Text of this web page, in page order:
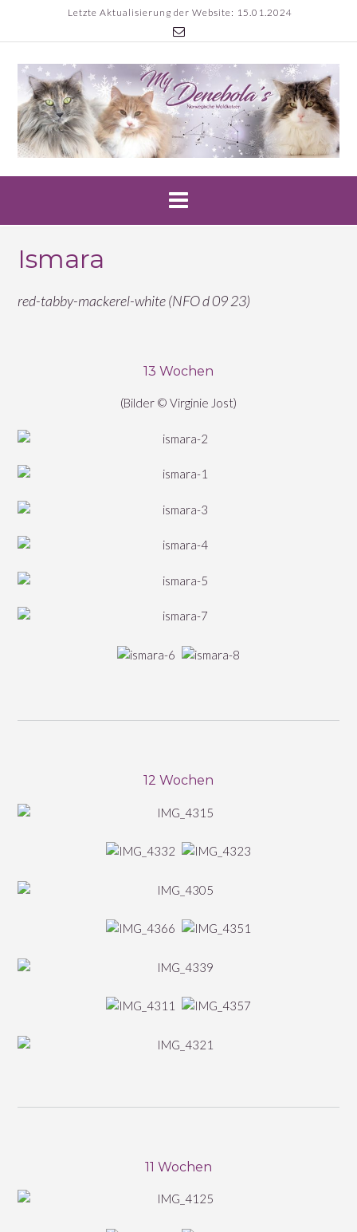
content
Letzte Aktualisierung der Website: 15.01.2024
Ismara
red-tabby-mackerel-white (NFO d 09 23)
13 Wochen
(Bilder © Virginie Jost)
12 Wochen
11 Wochen